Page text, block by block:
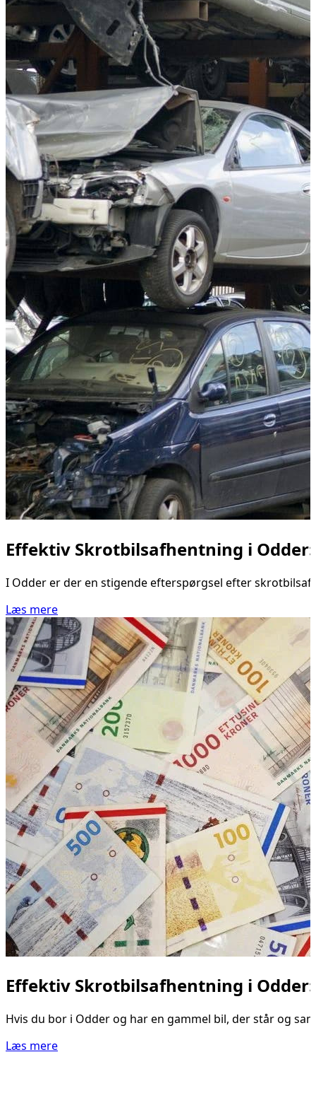
Effektiv Skrotbilsafhentning i Odder:
I Odder er der en stigende efterspørgsel efter
Læs mere
Effektiv Skrotbilsafhentning i
Hvis du bor i Odder og har en gammel bil, der står og
Læs mere